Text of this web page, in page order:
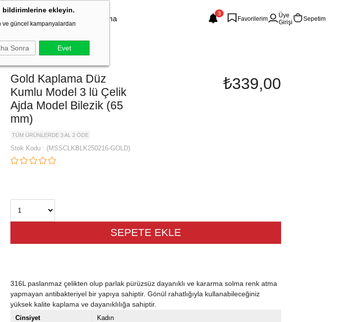
bildirimlerine ekleyin.
ve güncel kampanyalardan
Sonra Evet
3
Favorilerim
Üye
Girişi
Sepetim
(65 mm)
Gold Kaplama Düz
Kumlu Model 3 lü Çelik
Ajda Model Bilezik (65
mm)
₺339,00
TÜM ÜRÜNLERDE 3 AL 2 ÖDE
Stok Kodu (MSSCLKBLK250216-GOLD)
316L paslanmaz çelikten olup parlak pürüzsüz dayanıklı ve kararma solma renk atma
yapmayan antibakteriyel bir yapıya sahiptir. Gönül rahatlığıyla kullanabileceğiniz
yüksek kalite kaplama ve dayanıklılığa sahiptir.
Cinsiyet Kadın